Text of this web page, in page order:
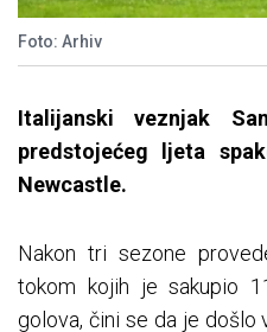
Foto: Arhiv
Italijanski veznjak
predstojećeg ljeta
Newcastle.
Nakon tri sezone
tokom kojih je sakupio
golova, čini se da je došlo